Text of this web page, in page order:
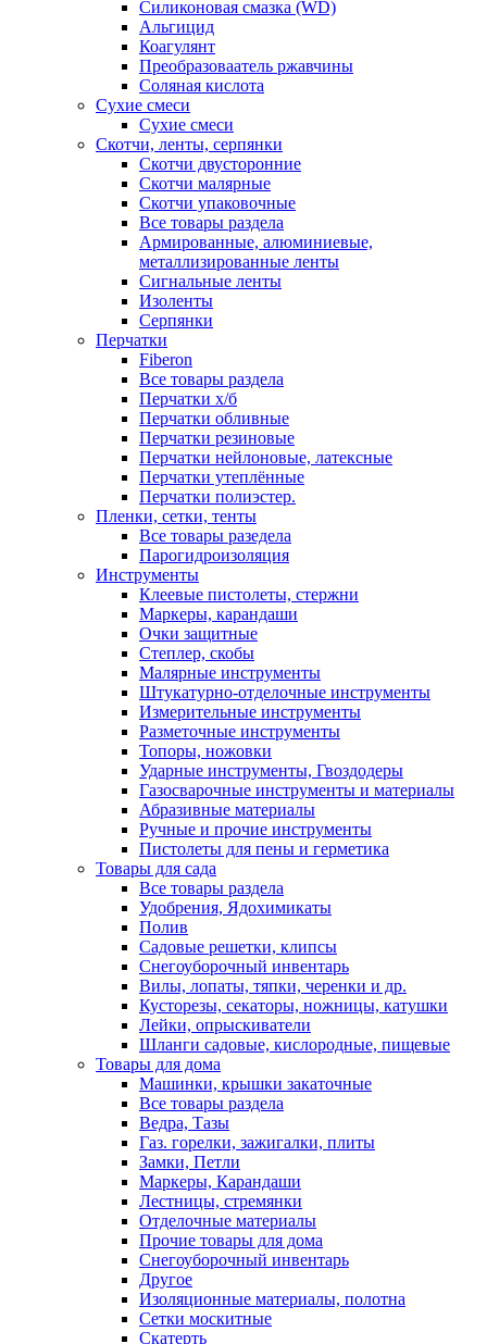
Силиконовая смазка (WD)
Альгицид
Коагулянт
Преобразоваатель ржавчины
Соляная кислота
Сухие смеси
Сухие смеси
Скотчи, ленты, серпянки
Скотчи двусторонние
Скотчи малярные
Скотчи упаковочные
Все товары раздела
Армированные, алюминиевые,
металлизированные ленты
Сигнальные ленты
Изоленты
Серпянки
Перчатки
Fiberon
Все товары раздела
Перчатки х/б
Перчатки обливные
Перчатки резиновые
Перчатки нейлоновые, латексные
Перчатки утеплённые
Перчатки полиэстер.
Пленки, сетки, тенты
Все товары разедела
Парогидроизоляция
Инструменты
Клеевые пистолеты, стержни
Маркеры, карандаши
Очки защитные
Степлер, скобы
Малярные инструменты
Штукатурно-отделочные инструменты
Измерительные инструменты
Разметочные инструменты
Топоры, ножовки
Ударные инструменты, Гвоздодеры
Газосварочные инструменты и материалы
Абразивные материалы
Ручные и прочие инструменты
Пистолеты для пены и герметика
Товары для сада
Все товары раздела
Удобрения, Ядохимикаты
Полив
Садовые решетки, клипсы
Снегоуборочный инвентарь
Вилы, лопаты, тяпки, черенки и др.
Кусторезы, секаторы, ножницы, катушки
Лейки, опрыскиватели
Шланги садовые, кислородные, пищевые
Товары для дома
Машинки, крышки закаточные
Все товары раздела
Ведра, Тазы
Газ. горелки, зажигалки, плиты
Замки, Петли
Маркеры, Карандаши
Лестницы, стремянки
Отделочные материалы
Прочие товары для дома
Снегоуборочный инвентарь
Другое
Изоляционные материалы, полотна
Сетки москитные
Скатерть